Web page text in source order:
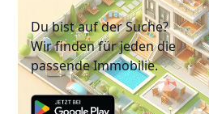
Du bist auf der Suche?
Wir finden für jeden die
passende Immobilie.